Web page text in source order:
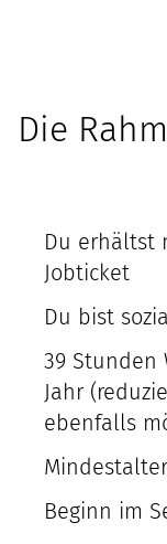
Die
Du erhältst
Jobticket
Du bist
39 Stunden
Jahr
ebenfalls
Beginn im